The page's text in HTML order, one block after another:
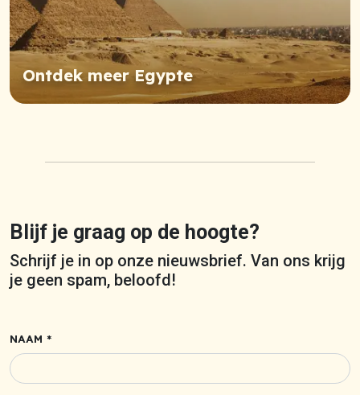
Ontdek meer Egypte
Blijf je graag op de hoogte?
Schrijf je in op onze nieuwsbrief. Van ons krijg
je geen spam, beloofd!
NAAM *